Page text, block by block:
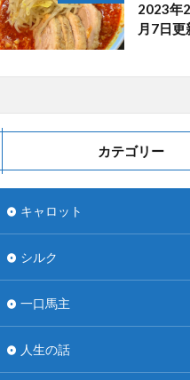
2023年
月7日更
カテゴリー
キャロット
シルク
一口馬主
人生の話